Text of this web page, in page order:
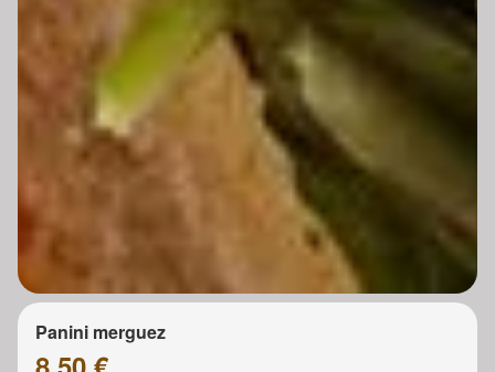
Panini merguez